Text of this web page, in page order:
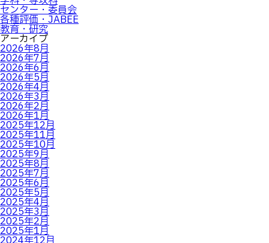
センター・委員会
各種評価・JABEE
教育・研究
アーカイブ
2026年8月
2026年7月
2026年6月
2026年5月
2026年4月
2026年3月
2026年2月
2026年1月
2025年12月
2025年11月
2025年10月
2025年9月
2025年8月
2025年7月
2025年6月
2025年5月
2025年4月
2025年3月
2025年2月
2025年1月